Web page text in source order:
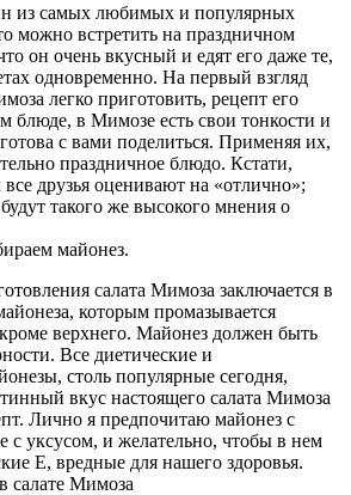
из самых любимых и популярных
можно встретить на праздничном
он очень вкусный и едят его даже те,
одновременно. На первый взгляд
легко приготовить, рецепт его
блюде, в Мимозе есть свои тонкости и
с вами поделиться. Применяя их,
праздничное блюдо. Кстати,
друзья оценивают на «отлично»;
такого же высокого мнения о
майонез.
салата Мимоза заключается в
которым промазывается
верхнего. Майонез должен быть
Все диетические и
столь популярные сегодня,
вкус настоящего салата Мимоза
Лично я предпочитаю майонез с
с уксусом, и желательно, чтобы в нем
Е, вредные для нашего здоровья.
салате Мимоза